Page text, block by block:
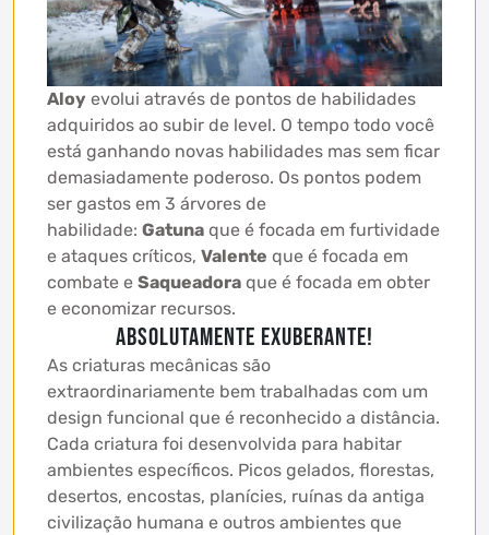
Aloy evolui através de pontos de habilidades
adquiridos ao subir de level. O tempo todo você
está ganhando novas habilidades mas sem ficar
demasiadamente poderoso. Os pontos podem
ser gastos em 3 árvores de
habilidade: Gatuna que é focada em furtividade
e ataques críticos, Valente que é focada em
combate e Saqueadora que é focada em obter
e economizar recursos.
Absolutamente exuberante!
As criaturas mecânicas são
extraordinariamente bem trabalhadas com um
design funcional que é reconhecido a distância.
Cada criatura foi desenvolvida para habitar
ambientes específicos. Picos gelados, florestas,
desertos, encostas, planícies, ruínas da antiga
civilização humana e outros ambientes que